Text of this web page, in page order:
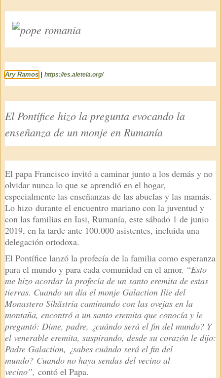
Ary Ramos https://es.aleteia.org/
El Pontífice hizo la pregunta evocando la
enseñanza de un monje en Rumanía
El papa Francisco invitó a caminar junto a los demás y no
olvidar nunca lo que se aprendió en el hogar,
especialmente las enseñanzas de las abuelas y las mamás.
Lo hizo durante el encuentro mariano con la juventud y
con las familias en Iasi, Rumanía, este sábado 1 de junio
2019, en la tarde ante 100.000 asistentes, incluida una
delegación ortodoxa.
El Pontífice lanzó la profecía de la familia como esperanza
para el mundo y para cada comunidad en el amor. “Esto
me hizo acordar la profecía de un santo eremita de estas
tierras. Cuando un día el monje Galaction Ilie del
Monastero Sihăstria caminando con las ovejas en la
montaña, encontró a un santo eremita que conocía y le
preguntó: Dime, padre, ¿cuándo será el fin del mundo? Y
el venerable eremita, suspirando, desde su corazón le dijo:
Padre Galaction, ¿sabes cuándo será el fin del
mundo? Cuando no haya sendas del vecino al
vecino”, contó el Papa.